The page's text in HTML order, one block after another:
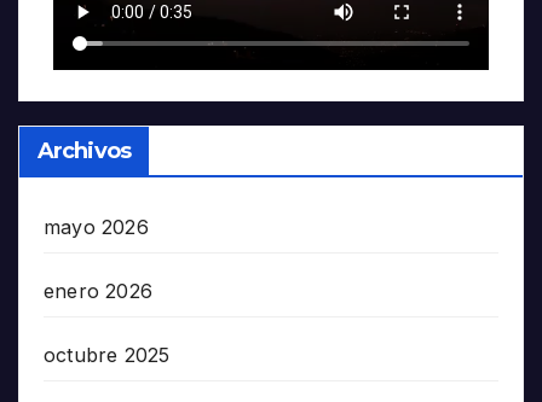
Archivos
mayo 2026
enero 2026
octubre 2025